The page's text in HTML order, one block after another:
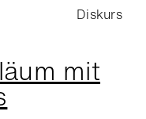
mit
Diskurs